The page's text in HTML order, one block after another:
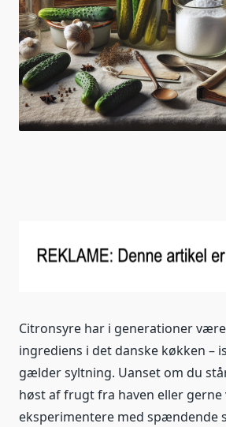
Citronsyre har i generationer
ingrediens i det danske køkken –
gælder syltning. Uanset om du
høst af frugt fra haven eller gerne
eksperimentere med spændende